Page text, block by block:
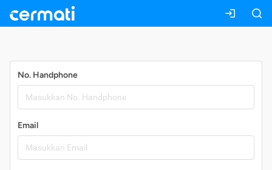
No. Handphone
Email